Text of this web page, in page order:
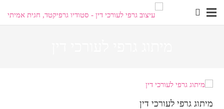
מיתוג גרפי לעורכי דין